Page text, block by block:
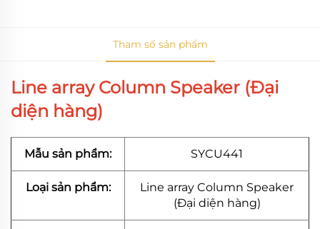
Tham số sản phẩm
Line array Column Speaker (Đại
diện hàng)
Mẫu sản phẩm: SYCU441
Loại sản phẩm:
Line array Column Speaker
(Đại diện hàng)